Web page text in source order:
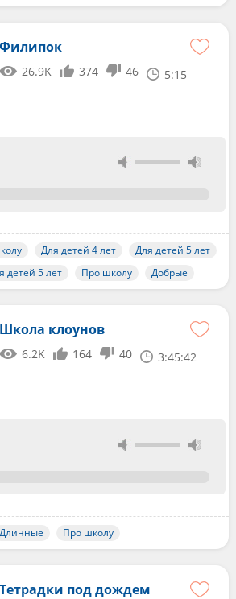
Филипок
26.9K 374 46 5:15
Для детей 4 лет
Для детей 5 лет
детей 5 лет Про школу Добрые
Школа клоунов
6.2K 164 40 3:45:42
Длинные Про школу
Тетрадки под дождем